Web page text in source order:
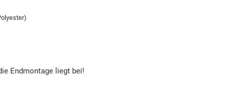
Endmontage liegt bei!